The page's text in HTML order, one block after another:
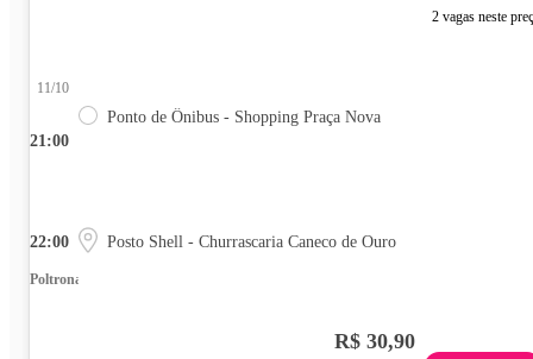
2 vagas neste
21:00
11/10
Ponto de Ônibus - Shopping Praça Nova
22:00 Posto Shell - Churrascaria Caneco de Ouro
Poltrona
R$ 30,90